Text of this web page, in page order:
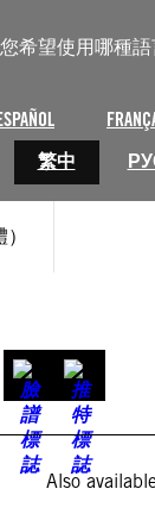
您希望使用哪種
繁中
Also